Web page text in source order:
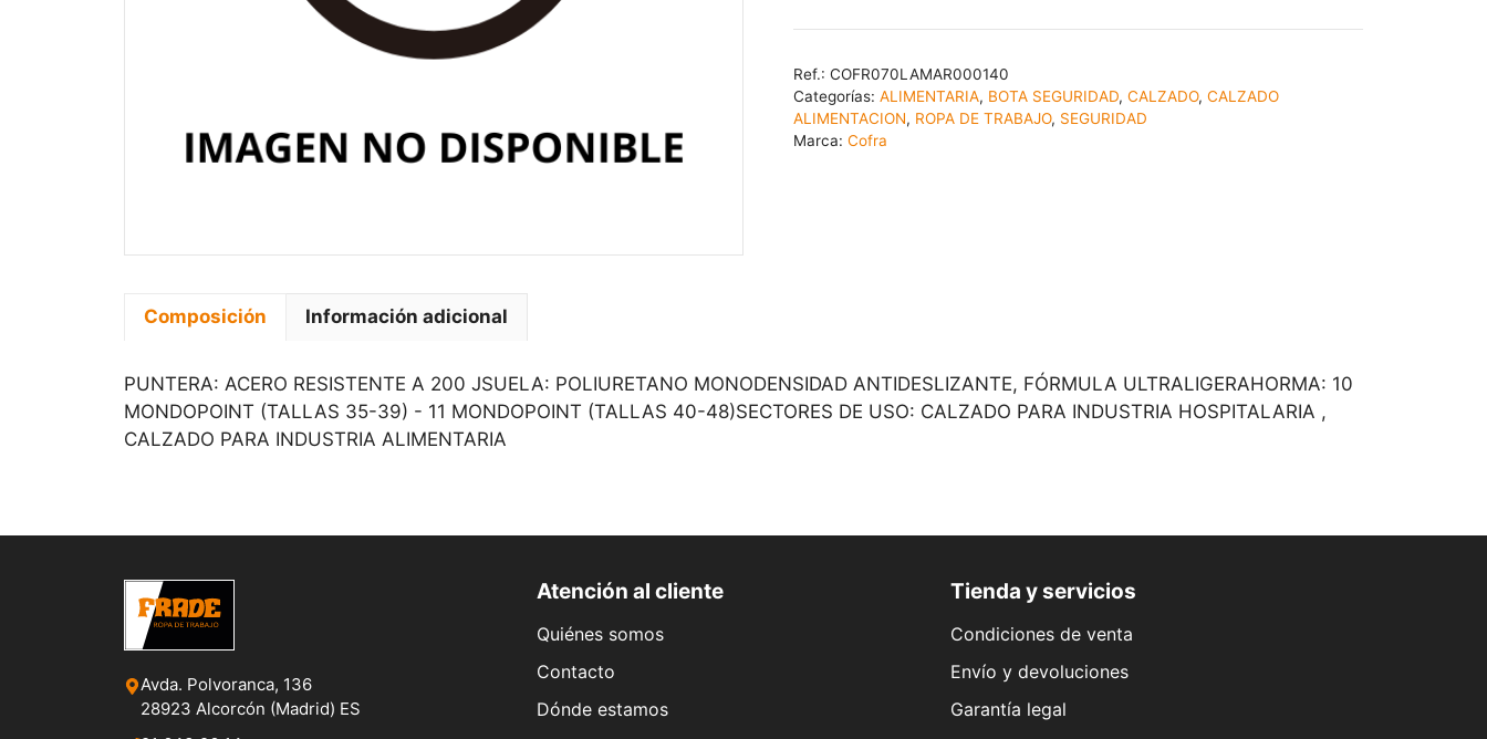
Ref.: COFR070LAMAR000140
Categorías: ALIMENTARIA, BOTA SEGURIDAD, CALZADO, CALZADO
ALIMENTACION, ROPA DE TRABAJO, SEGURIDAD
Marca: Cofra
Composición Información adicional
PUNTERA: ACERO RESISTENTE A 200 JSUELA: POLIURETANO MONODENSIDAD ANTIDESLIZANTE, FÓRMULA ULTRALIGERAHORMA: 10
MONDOPOINT (TALLAS 35-39) - 11 MONDOPOINT (TALLAS 40-48)SECTORES DE USO: CALZADO PARA INDUSTRIA HOSPITALARIA ,
CALZADO PARA INDUSTRIA ALIMENTARIA
Avda. Polvoranca, 136
28923 Alcorcón (Madrid) ES
Atención al cliente
Quiénes somos
Contacto
Dónde estamos
Tienda y servicios
Condiciones de venta
Envío y devoluciones
Garantía legal